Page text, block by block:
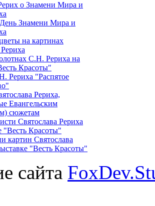
о Знамени Мира и
День Знамени Мира и
на картинах
С.Н. Рериха на
Красоты"
Рериха "Распятое
Рериха,
Евангельским
сюжетам
Святослава Рериха
"Весть Красоты"
картин Святослава
"Весть Красоты"
сайта